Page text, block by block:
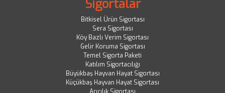
Sigortalar
Bitkisel Ürün Sigortası
Sera Sigortası
Köy Bazlı Verim Sigortası
Gelir Koruma Sigortası
Temel Sigorta Paketi
Katılım Sigortacılığı
Büyükbaş Hayvan Hayat Sigortası
Küçükbaş Hayvan Hayat Sigortası